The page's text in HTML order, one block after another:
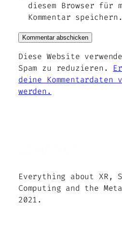
diesem Browser für
Kommentar speichern.
Diese Website
Spam zu reduzieren.
deine
werden.
Everything about XR,
Computing and the
2021.